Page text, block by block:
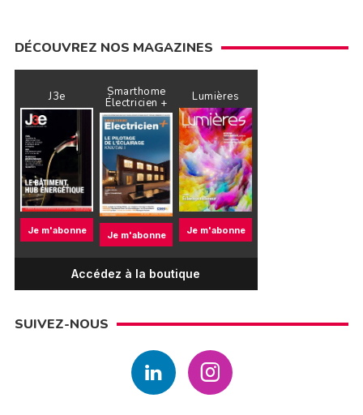
DÉCOUVREZ NOS MAGAZINES
J3e
Je m'abonne
Smarthome
Électricien +
Je m'abonne
Lumières
Je m'abonne
Accédez à la boutique
SUIVEZ-NOUS